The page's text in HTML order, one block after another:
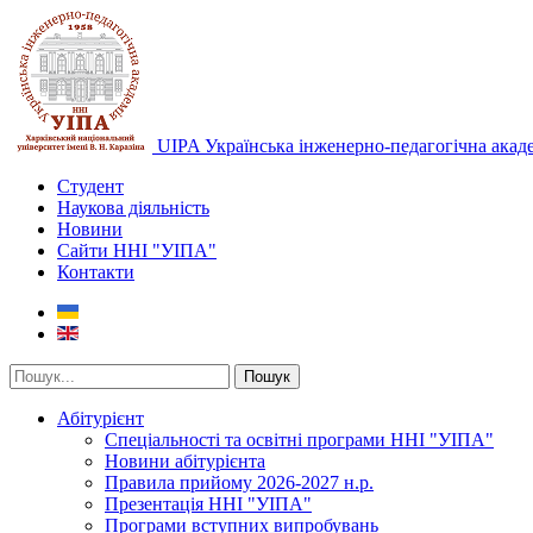
UIPA Українська інженерно-педагогічна
Студент
Наукова діяльність
Новини
Сайти ННІ "УІПА"
Контакти
Пошук
Абітурієнт
Спеціальності та освітні програми ННІ "УІПА"
Новини абітурієнта
Правила прийому 2026-2027 н.р.
Презентація ННІ "УІПА"
Програми вступних випробувань